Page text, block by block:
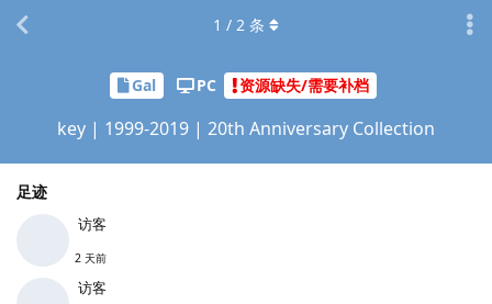
Gal PC 资源缺失/需要补档
key | 1999-2019 | 20th Anniversary Collection
足迹
访客
2 天前
访客
1 / 2 条